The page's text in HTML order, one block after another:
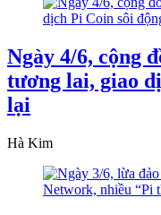
Ngày 4/6, cộng
tương lai, giao
lại
Hà Kim